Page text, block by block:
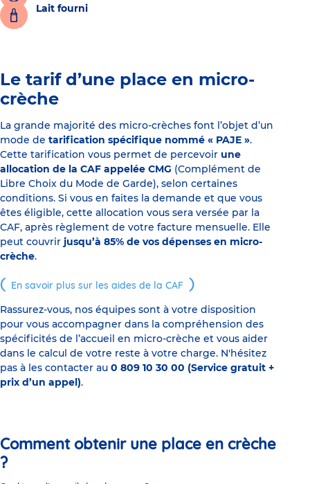
Lait fourni
Le tarif d’une place en micro-
crèche
La grande majorité des micro-crèches font l’objet d’un
mode de tarification spécifique nommé « PAJE ».
Cette tarification vous permet de percevoir une
allocation de la CAF appelée CMG (Complément de
Libre Choix du Mode de Garde), selon certaines
conditions. Si vous en faites la demande et que vous
êtes éligible, cette allocation vous sera versée par la
CAF, après règlement de votre facture mensuelle. Elle
peut couvrir jusqu’à 85% de vos dépenses en micro-
crèche.
En savoir plus sur les aides de la CAF
Rassurez-vous, nos équipes sont à votre disposition
pour vous accompagner dans la compréhension des
spécificités de l’accueil en micro-crèche et vous aider
dans le calcul de votre reste à votre charge. N'hésitez
pas à les contacter au 0 809 10 30 00 (Service gratuit +
prix d’un appel).
Comment obtenir une place en crèche
?